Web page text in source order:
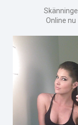
Skänninge
Online nu